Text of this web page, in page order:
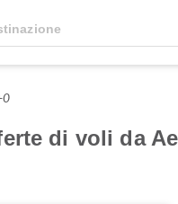
di voli da